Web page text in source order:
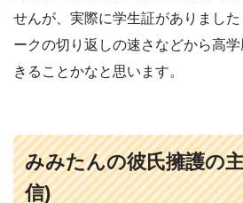
せんが、実際に学生証がありまし
ークの切り返しの速さなどから高
きることかなと思います。
みみたんの彼氏擁護の
信)